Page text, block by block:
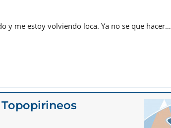
y me estoy volviendo loca. Ya no se que hacer…
Topopirineos